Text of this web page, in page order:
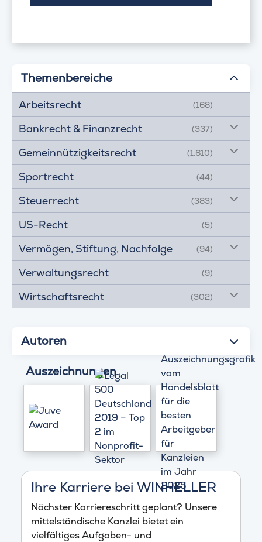
Themenbereiche
Arbeitsrecht (168)
Bankrecht & Finanzrecht (337)
Gemeinnützigkeitsrecht (1.610)
Sportrecht (44)
Steuerrecht (383)
US-Recht (5)
Vermögen, Stiftung, Nachfolge (94)
Verwaltungsrecht (9)
Wirtschaftsrecht (302)
Autoren
Auszeichnungen
Ihre Karriere bei WINHELLER
Nächster Karriereschritt geplant? Unsere
mittelständische Kanzlei bietet ein
vielfältiges Aufgaben- und